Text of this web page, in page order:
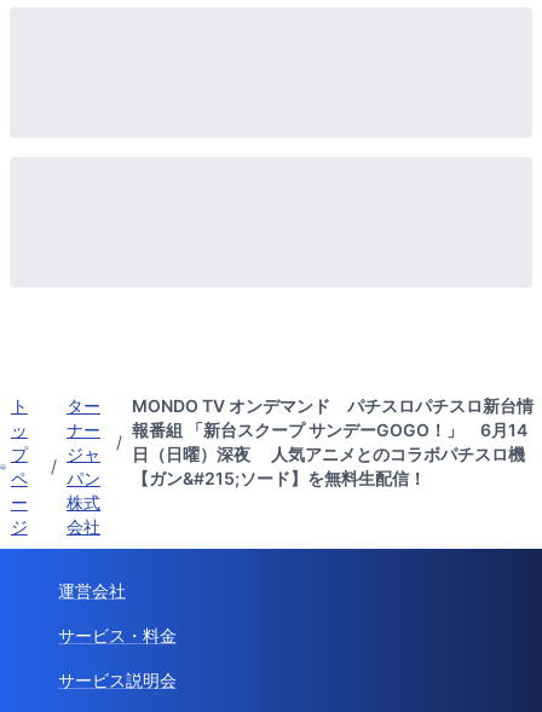
ト
ッ
プ
ペ
ー
ジ
/
ター
ナー
ジャ
パン
株式
会社
/
MONDO TV オンデマンド パチスロパチスロ新台情
報番組 「新台スクープ サンデーGOGO！」 6月14
日（日曜）深夜 人気アニメとのコラボパチスロ機
【ガン&#215;ソード】を無料生配信！
運営会社
サービス・料金
サービス説明会